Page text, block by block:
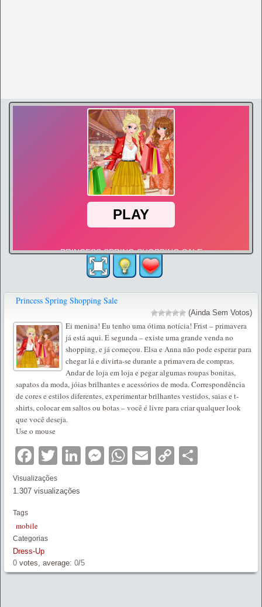
Princess Spring Shopping Sale
(Ainda Sem Votos)
Ei menina! Eu tenho uma ótima notícia! Frist – primavera
já está aqui. E segunda – existe uma grande venda no
shopping, e já começou. Elsa e Anna não pode esperar para
chegar lá e divirta-se durante a primavera de compras.
Andar de loja em loja e pegar algumas roupas bonitas,
sapatos da moda, jóias brilhantes e acessórios de moda. Correspondência
de cores e estilos diferentes, experimentar brilhantes vestidos, saias e t-
shirts, colocar em saltos ou botas – você é livre para criar qualquer look
que você deseja.
Use o mouse
Facebook
TwitterLinkedIn
Messenger
WhatsApp
EmailCopy
Visualizações
1.307 visualizações
Tags
mobile
Categorias
Dress-Up
0 votes, average: 0/5